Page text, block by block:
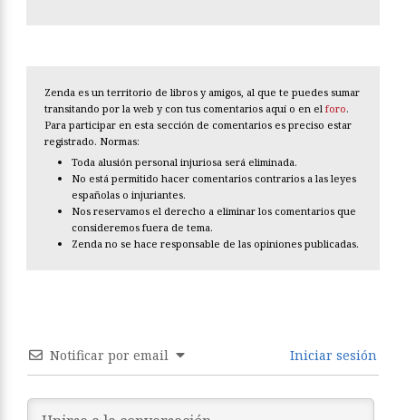
Zenda es un territorio de libros y amigos, al que te puedes sumar
transitando por la web y con tus comentarios aquí o en el foro.
Para participar en esta sección de comentarios es preciso estar
registrado. Normas:
Toda alusión personal injuriosa será eliminada.
No está permitido hacer comentarios contrarios a las leyes
españolas o injuriantes.
Nos reservamos el derecho a eliminar los comentarios que
consideremos fuera de tema.
Zenda no se hace responsable de las opiniones publicadas.
Notificar por email Iniciar sesión